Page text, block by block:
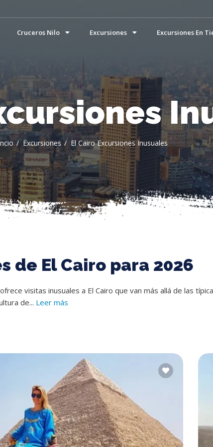
Cruceros Nilo Excursiones Excursiones En
Excursiones El Cairo Excursiones Inusuales
de El Cairo para 2026
visitas inusuales a El Cairo que van más allá de las
de... Leer más